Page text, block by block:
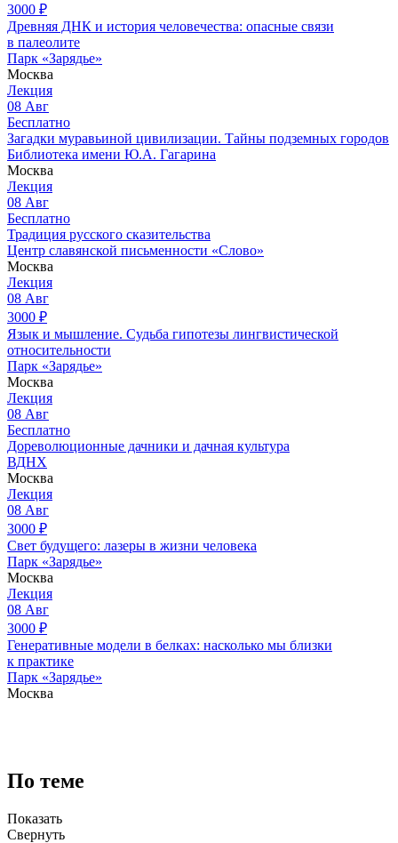
3000 ₽
Древняя ДНК и история человечества: опасные связи
в палеолите
Парк «Зарядье»
Москва
Лекция
08 Авг
Бесплатно
Загадки муравьиной цивилизации. Тайны подземных городов
Библиотека имени Ю.А. Гагарина
Москва
Лекция
08 Авг
Бесплатно
Традиция русского сказительства
Центр славянской письменности «Слово»
Москва
Лекция
08 Авг
3000 ₽
Язык и мышление. Судьба гипотезы лингвистической
относительности
Парк «Зарядье»
Москва
Лекция
08 Авг
Бесплатно
Дореволюционные дачники и дачная культура
ВДНХ
Москва
Лекция
08 Авг
3000 ₽
Свет будущего: лазеры в жизни человека
Парк «Зарядье»
Москва
Лекция
08 Авг
3000 ₽
Генеративные модели в белках: насколько мы близки
к практике
Парк «Зарядье»
Москва
По теме
Показать
Свернуть